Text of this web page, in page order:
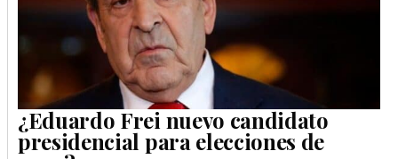
¿Eduardo Frei nuevo candidato
presidencial para elecciones de